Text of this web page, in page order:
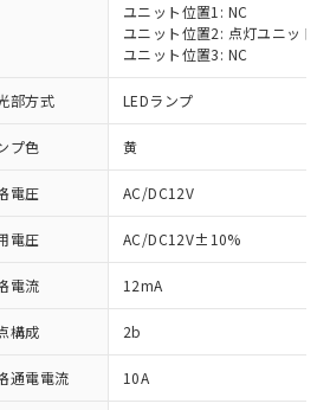
ユニット位置1: NC
ユニット位置2: 点灯ユニット
ユニット位置3: NC
部方式 LEDランプ
プ色 黄
電圧 AC/DC12V
電圧 AC/DC12V±10%
電流 12mA
構成 2b
通電電流 10A
件
EU RoHS指令（10物質）の
した製品が提供可能な商品で
RoHS指令（10物質）の非含
品に切り替える予定のある